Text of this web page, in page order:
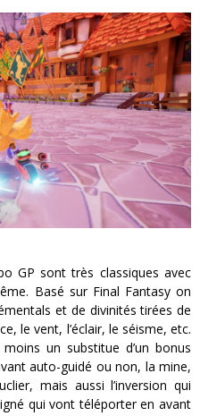
GP sont très classiques avec
Basé sur Final Fantasy on
et de divinités tirées de
le vent, l’éclair, le séisme, etc.
un substitue d’un bonus
auto-guidé ou non, la mine,
mais aussi l’inversion qui
qui vont téléporter en avant